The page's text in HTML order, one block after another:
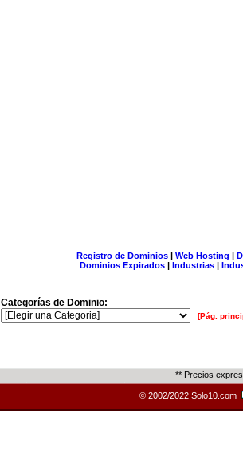
Registro de Dominios| Web Hosting |
Dominios Expirados | Industrias |
Categorías de Dominio:
[Pág.
** Precios
© 2002/2022 Solo10.com